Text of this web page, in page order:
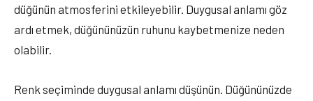
düğünün atmosferini etkileyebilir. Duygusal anlamı göz
ardı etmek, düğününüzün ruhunu kaybetmenize neden
olabilir.
Renk seçiminde duygusal anlamı düşünün. Düğününüzde